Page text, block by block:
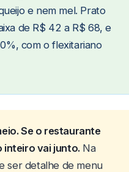
e nem mel. Prato
de R$ 42 a R$ 68, e
com o flexitariano
Se o restaurante
inteiro vai junto. Na
ser detalhe de menu